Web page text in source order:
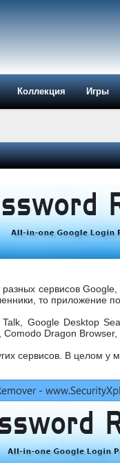
Коллекция Игры
сервисов
то приложение
Google Desktop
Dragon
сервисов. В целом у